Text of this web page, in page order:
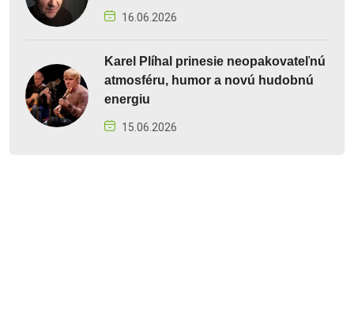
16.06.2026
Karel Plíhal prinesie neopakovateľnú
atmosféru, humor a novú hudobnú
energiu
15.06.2026